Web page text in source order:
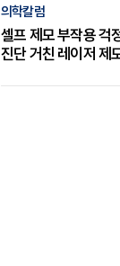
의학칼럼
셀프 제모 부작용 걱
진단 거친 레이저 제